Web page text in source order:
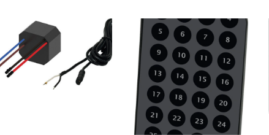
Brand Vrsta asortimana